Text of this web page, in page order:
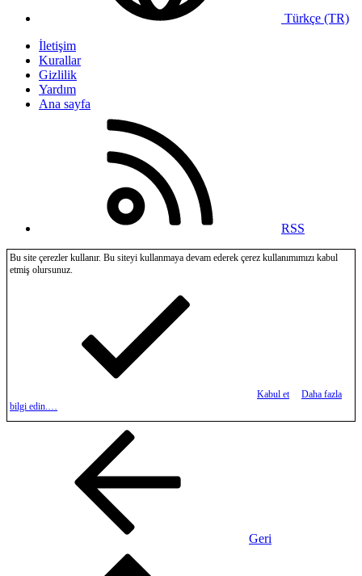
Türkçe (TR)
İletişim
Kurallar
Gizlilik
Yardım
Ana sayfa
RSS
Bu site çerezler kullanır. Bu siteyi kullanmaya devam ederek çerez kullanımımızı kabul
etmiş olursunuz.
Kabul et
Daha fazla
bilgi edin.…
Geri